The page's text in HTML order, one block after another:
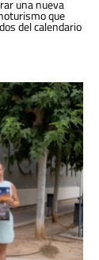
una nueva
que
del calendario